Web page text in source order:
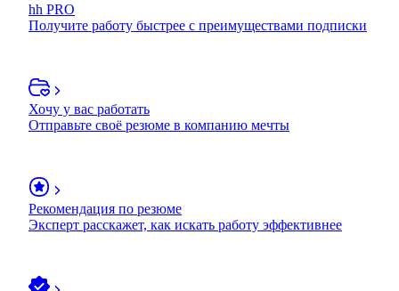
hh PRO
Получите работу быстрее с преимуществами подписки
Хочу у вас работать
Отправьте своё резюме в компанию мечты
Рекомендация по резюме
Эксперт расскажет, как искать работу эффективнее